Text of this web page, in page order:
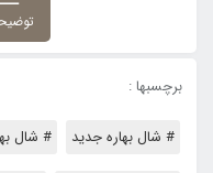
برچسبها :
# شال بهاره جدید # شال